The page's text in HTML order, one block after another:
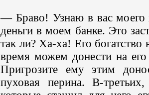
— Браво! Узнаю в вас моего
деньги в моем банке. Это
так ли? Ха-ха! Его
время можем донести на
Пригрозите ему этим
пуховая перина. В-